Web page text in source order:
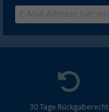
30 Tage Rückgaberecht